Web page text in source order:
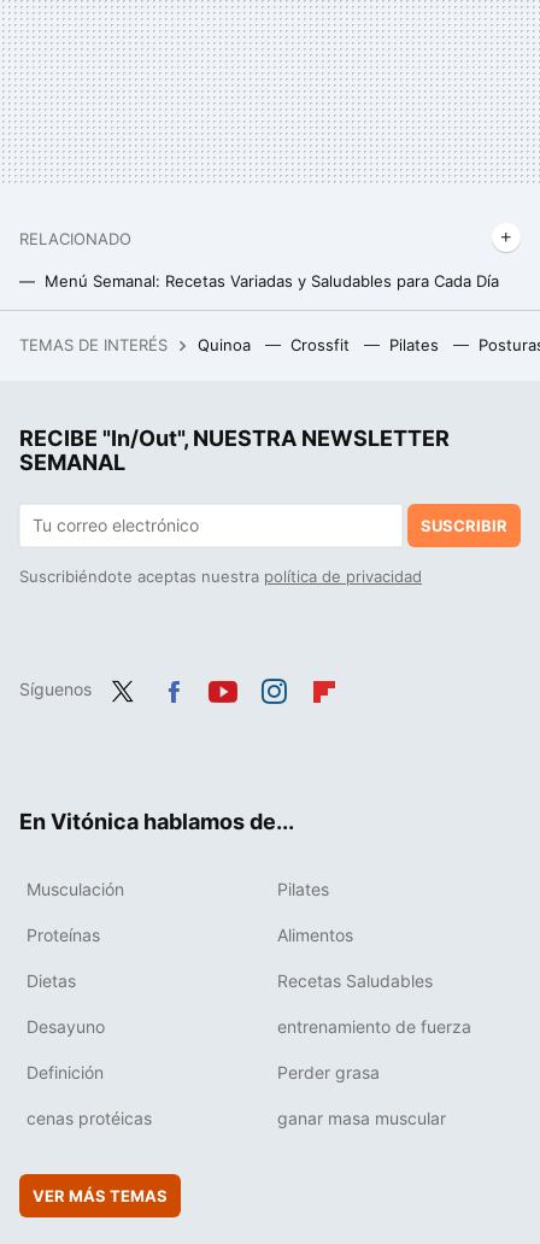
RELACIONADO
Menú Semanal: Recetas Variadas y Saludables para Cada Día
Nintendo tenía un programa para obtener descuentos en sus juegos. Han decidido decir basta
TEMAS DE INTERÉS Quinoa Crossfit Pilates
RECIBE "In/Out", NUESTRA NEWSLETTER
SEMANAL
SUSCRIBIR
Suscribiéndote aceptas nuestra política de privacidad
Síguenos
En Vitónica hablamos de...
Musculación Pilates
Proteínas Alimentos
Dietas Recetas Saludables
Desayuno entrenamiento de fuerza
Definición Perder grasa
cenas protéicas ganar masa muscular
VER MÁS TEMAS